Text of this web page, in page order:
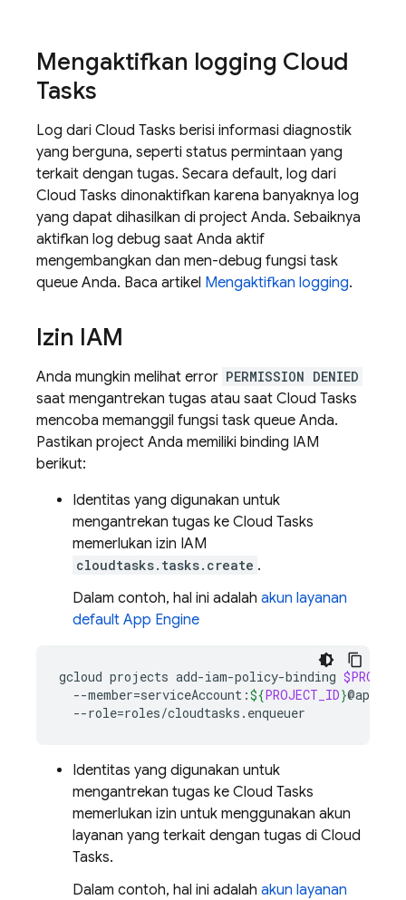
Mengaktifkan logging Cloud
Tasks
Log dari Cloud Tasks berisi informasi diagnostik
yang berguna, seperti status permintaan yang
terkait dengan tugas. Secara default, log dari
Cloud Tasks dinonaktifkan karena banyaknya log
yang dapat dihasilkan di project Anda. Sebaiknya
aktifkan log debug saat Anda aktif
mengembangkan dan men-debug fungsi task
queue Anda. Baca artikel Mengaktifkan logging.
Izin IAM
Anda mungkin melihat error PERMISSION DENIED
saat mengantrekan tugas atau saat Cloud Tasks
mencoba memanggil fungsi task queue Anda.
Pastikan project Anda memiliki binding IAM
berikut:
Identitas yang digunakan untuk
mengantrekan tugas ke Cloud Tasks
memerlukan izin IAM
cloudtasks.tasks.create .
Dalam contoh, hal ini adalah akun layanan
default App Engine
gcloud projects add-iam-policy-binding
--member=serviceAccount:${PROJECT_ID}
--role=
Identitas yang digunakan untuk
mengantrekan tugas ke Cloud Tasks
memerlukan izin untuk menggunakan akun
layanan yang terkait dengan tugas di Cloud
Tasks.
Dalam contoh, hal ini adalah akun layanan